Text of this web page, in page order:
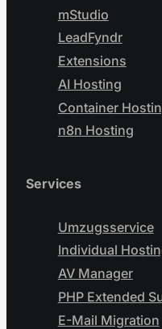
mStudio
LeadFyndr
Extensions
AI Hosting
Container
n8n Hosting
Services
Umzugsservice
Individual
AV Manager
PHP Extended
E-Mail Migration